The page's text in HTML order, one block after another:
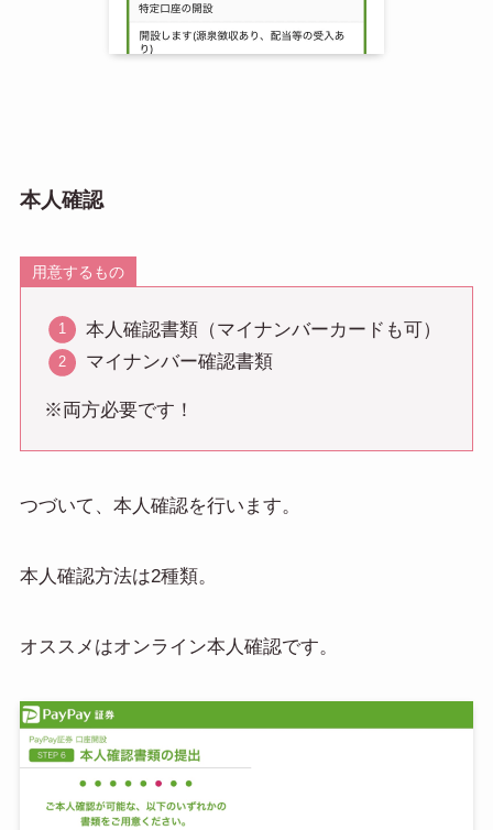
本人確認
用意するもの
本人確認書類（マイナンバーカードも可）
マイナンバー確認書類
※両方必要です！
つづいて、本人確認を行います。
本人確認方法は2種類。
オススメはオンライン本人確認です。